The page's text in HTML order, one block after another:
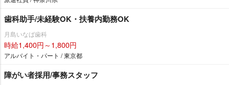
歯科助手/未経験OK・扶養内勤務OK
月島いなば歯科
時給1,400円～1,800円
アルバイト・パート / 東京都
障がい者採用/事務スタッフ